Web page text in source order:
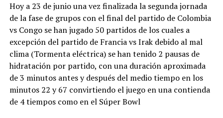
Hoy a 23 de junio una vez finalizada la segunda jornada
de la fase de grupos con el final del partido de Colombia
vs Congo se han jugado 50 partidos de los cuales a
excepción del partido de Francia vs Irak debido al mal
clima (Tormenta eléctrica) se han tenido 2 pausas de
hidratación por partido, con una duración aproximada
de 3 minutos antes y después del medio tiempo en los
minutos 22 y 67 convirtiendo el juego en una contienda
de 4 tiempos como en el Súper Bowl